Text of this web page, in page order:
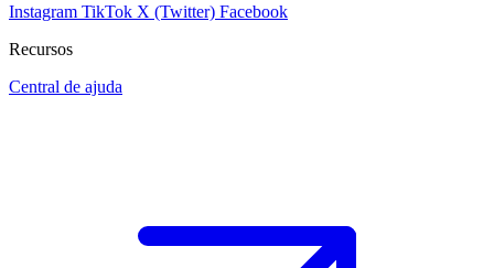
Instagram TikTok X (Twitter) Facebook
Recursos
Central de ajuda